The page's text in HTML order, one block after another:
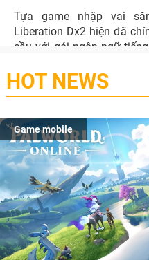
Tựa game nhập vai
Liberation Dx2 hiện đã
cầu với gói ngôn ngữ
HOT NEWS
Game mobile